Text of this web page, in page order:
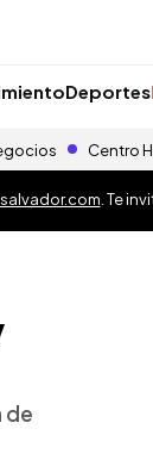
Deportes
Centro
. Te
de